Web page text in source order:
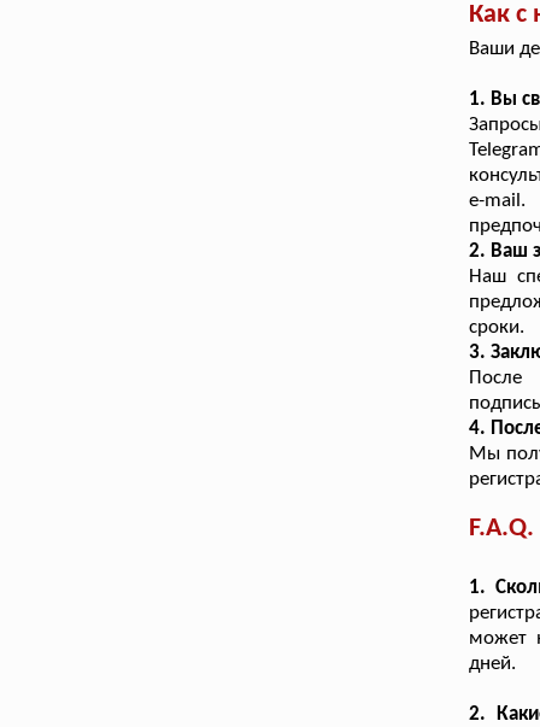
Как с
Ваши
1. Вы
e-mail.
2. Ваш
Наш
сроки.
3.
После
4.
Мы
F.A.Q.
1.
может
дней.
2.